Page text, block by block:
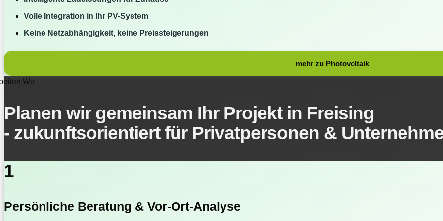
Volle Integration in Ihr PV-System
Keine Netzabhängigkeit, keine Preissteigerungen
mehr zu Photovoltaik
Wir
Planen wir gemeinsam Ihr Projekt in Freising
- zukunftsorientiert für Privatpersonen &
1
Persönliche Beratung & Vor-Ort-Analyse